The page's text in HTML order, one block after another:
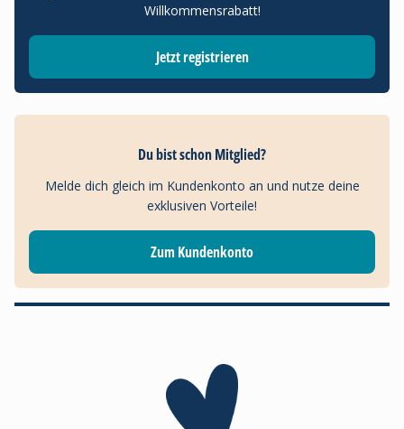
Willkommensrabatt!
Jetzt registrieren
Du bist schon Mitglied?
Melde dich gleich im Kundenkonto an und nutze deine
exklusiven Vorteile!
Zum Kundenkonto